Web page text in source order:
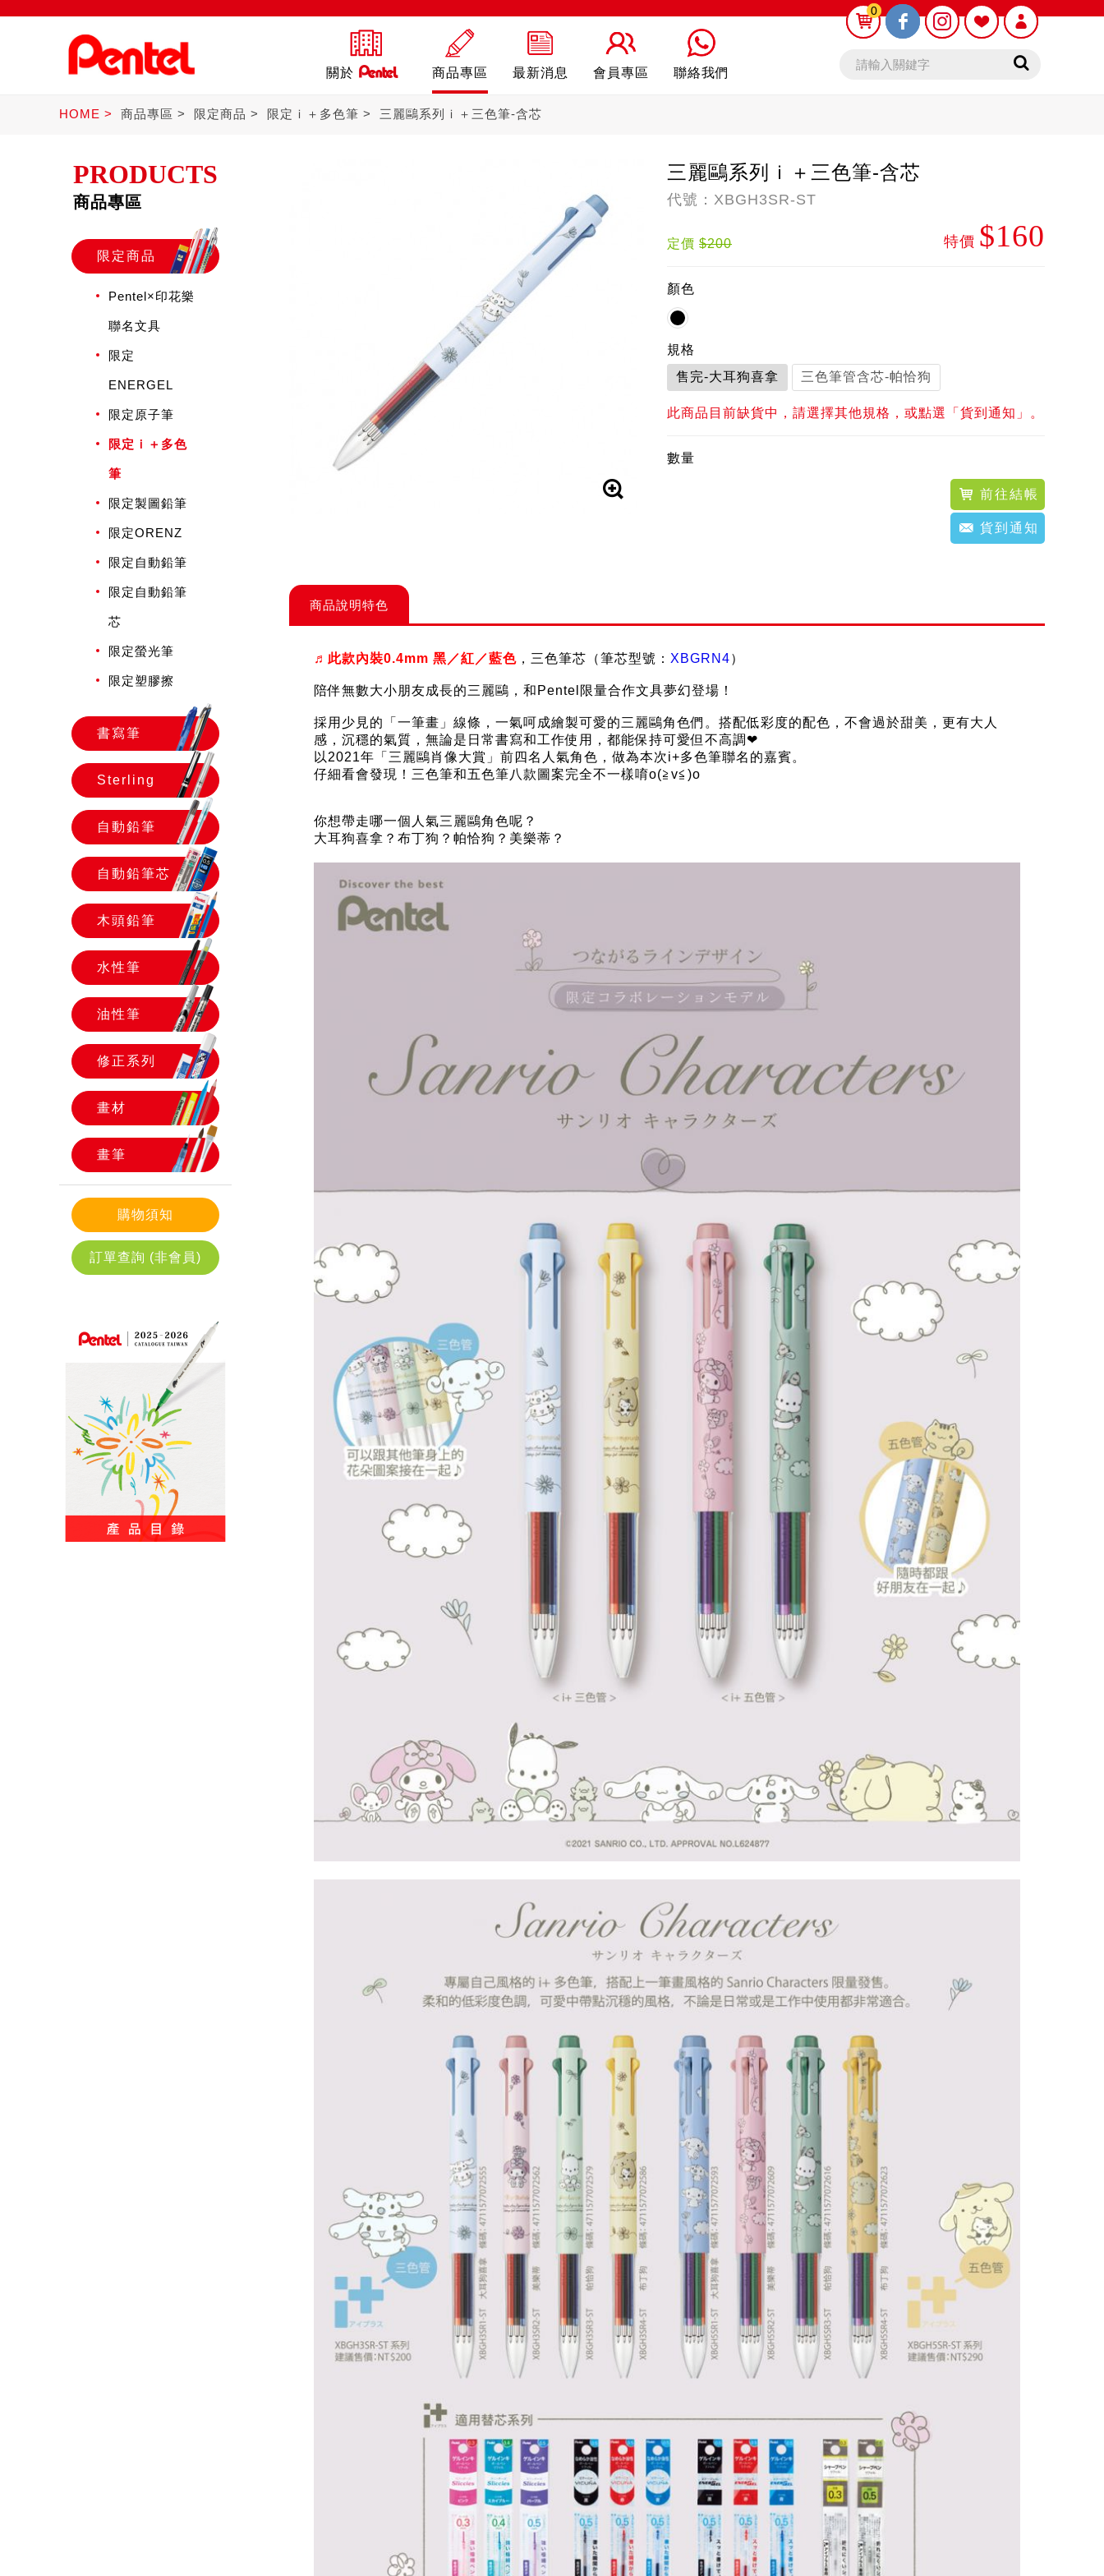
關於 商品專區
書寫筆 自動鉛筆 自動鉛筆芯 木頭鉛筆
最新消息 會員專區 聯絡我們
0
0
HOME 商品專區 限定商品 限定ｉ＋多色筆 三麗鷗系列ｉ＋三色筆-含芯
PRODUCTS
商品專區
限定商品
Pentel×印花樂
聯名文具
限定
ENERGEL
限定原子筆
限定ｉ＋多色
筆
限定製圖鉛筆
限定ORENZ
限定自動鉛筆
限定自動鉛筆
芯
限定螢光筆
限定塑膠擦
書寫筆
Sterling
自動鉛筆
自動鉛筆芯
木頭鉛筆
水性筆
油性筆
修正系列
畫材
畫筆
購物須知
訂單查詢 (非會員)
三麗鷗系列ｉ＋三色筆-含芯
代號：XBGH3SR-ST
定價 $200 特價 $160
顏色
規格
售完-大耳狗喜拿
三色筆管含芯-帕恰狗
此商品目前缺貨中，請選擇其他規格，或點選「貨到通知」。
數量
前往結帳
貨到通知
商品說明特色
♬此款內裝0.4mm 黑／紅／藍色 ，三色筆芯（筆芯型號： XBGRN4）
陪伴無數大小朋友成長的三麗鷗，和Pentel限量合作文具夢幻登場！
採用少見的「一筆畫」線條，一氣呵成繪製可愛的三麗鷗角色們。搭配低彩度的配色，不會過於甜美，更有大人
感，沉穩的氣質，無論是日常書寫和工作使用，都能保持可愛但不高調❤
以2021年「三麗鷗肖像大賞」前四名人氣角色，做為本次i+多色筆聯名的嘉賓。
仔細看會發現！三色筆和五色筆八款圖案完全不一樣唷o(≧v≦)o
你想帶走哪一個人氣三麗鷗角色呢？
大耳狗喜拿？布丁狗？帕恰狗？美樂蒂？